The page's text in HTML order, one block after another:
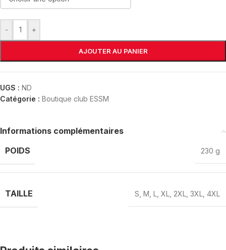
- +
AJOUTER AU PANIER
UGS : ND
Catégorie : Boutique club ESSM
Informations complémentaires
POIDS
230 g
TAILLE S M L XL 2XL 3XL 4XL